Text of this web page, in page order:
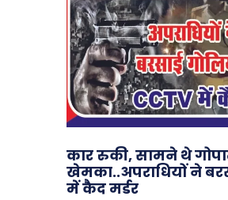
कार रुकी, सामने थे
खेमका..अपराधियों ने
में कैद मर्डर